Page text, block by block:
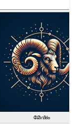
മേഷം